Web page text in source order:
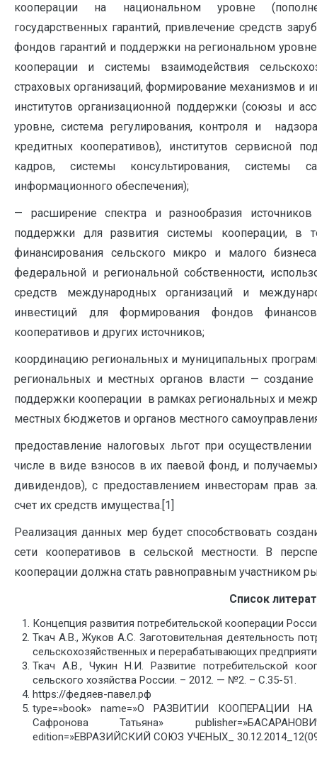
кооперации на национальном уровне
государственных гарантий, привлечение средств
фондов гарантий и поддержки на региональном
кооперации и системы взаимодействия
страховых организаций, формирование механизмов и
институтов организационной поддержки (союзы и
уровне, система регулирования, контроля и
кредитных кооперативов), институтов сервисной
кадров, системы консультирования, системы
информационного обеспечения);
— расширение спектра и разнообразия
поддержки для развития системы кооперации, в
финансирования сельского микро и малого
федеральной и региональной собственности,
средств международных организаций и
инвестиций для формирования фондов
кооперативов и других источников;
координацию региональных и муниципальных
региональных и местных органов власти —
поддержки кооперации в рамках региональных и
местных бюджетов и органов местного
предоставление налоговых льгот при
числе в виде взносов в их паевой фонд, и
дивидендов), с предоставлением инвесторам прав
счет их средств имущества.[1]
Реализация данных мер будет способствовать
сети кооперативов в сельской местности. В
кооперации должна стать равноправным участником
Список
Концепция развития потребительской кооперации
Ткач А.В., Жуков А.С. Заготовительная деятельность
сельскохозяйственных и перерабатывающих
Ткач А.В., Чукин Н.И. Развитие потребительской
сельского хозяйства России. – 2012. — №2. – С.35-51.
https://федяев-павел.рф
type=»book» name=»О РАЗВИТИИ КООПЕРАЦИИ НА
Сафронова Татьяна»
edition=»ЕВРАЗИЙСКИЙ СОЮЗ УЧЕНЫХ_